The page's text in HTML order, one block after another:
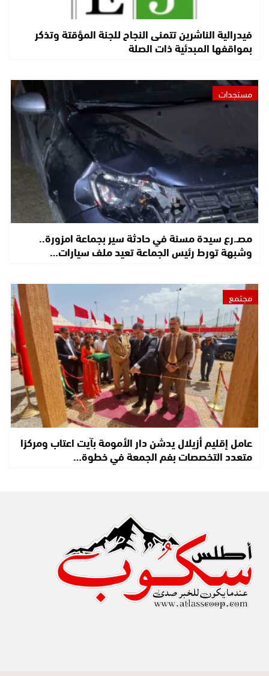
فيدرالية الناشرين تتمنى النجاح للجنة المؤقتة وتذكر
بمواقفها المبدئية ذات الصلة
مستجدات
مصـ.رع سيدة مسنة في حادثة سير بجماعة امزورة..
وشبهة تورط رئيس الجماعة تعيد ملف سيارات…
مجتمع
عامل إقليم أزيلال يدشن دار الأمومة بآيت اعتاب ومركزا
متعدد التخصصات بفم الجمعة في خطوة…